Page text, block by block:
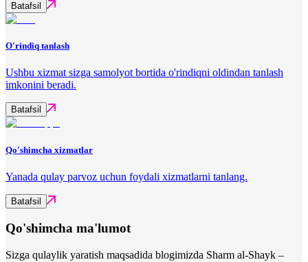
Batafsil
O'rindiq tanlash
Ushbu xizmat sizga samolyot bortida o'rindiqni oldindan tanlash
imkonini beradi.
Batafsil
Qo'shimcha xizmatlar
Yanada qulay parvoz uchun foydali xizmatlarni tanlang.
Batafsil
Qo'shimcha ma'lumot
Sizga qulaylik yaratish maqsadida blogimizda Sharm al-Shayk –